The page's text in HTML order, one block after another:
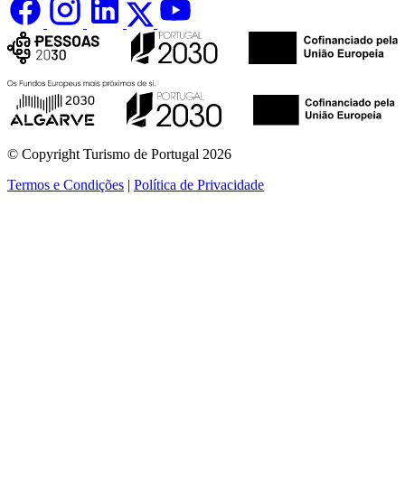
© Copyright Turismo de Portugal 2026
Termos e Condições | Política de Privacidade